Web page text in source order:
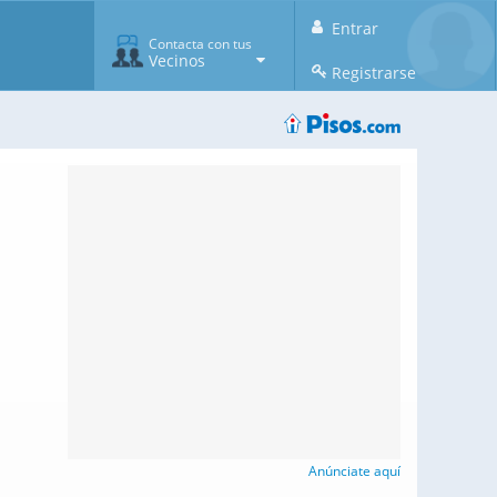
Entrar
Registrarse
Contacta con tus
Vecinos
Anúnciate aquí